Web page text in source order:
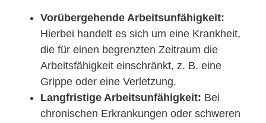
Vorübergehende Arbeitsunfähigkeit:
Hierbei handelt es sich um eine Krankheit,
die für einen begrenzten Zeitraum die
Arbeitsfähigkeit einschränkt, z. B. eine
Grippe oder eine Verletzung.
Langfristige Arbeitsunfähigkeit: Bei
chronischen Erkrankungen oder schweren